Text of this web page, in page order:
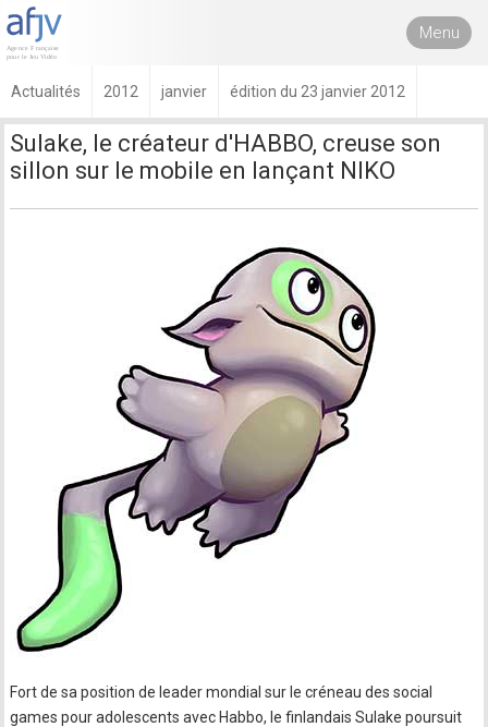
Menu
Actualités 2012 janvier édition du 23 janvier 2012
Sulake, le créateur d'HABBO, creuse son
sillon sur le mobile en lançant NIKO
Fort de sa position de leader mondial sur le créneau des social
games pour adolescents avec Habbo, le finlandais Sulake poursuit